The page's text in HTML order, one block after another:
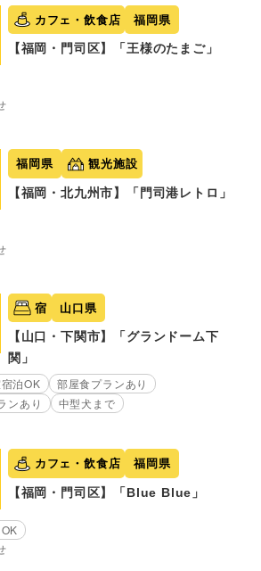
カフェ・飲食店 福岡県
【福岡・門司区】「王様のたまご」
福岡県 観光施設
【福岡・北九州市】「門司港レトロ」
宿 山口県
【山口・下関市】「グランドーム下
関」
泊OK
部屋食プランあり
ンあり
中型犬まで
カフェ・飲食店 福岡県
【福岡・門司区】「Blue Blue」